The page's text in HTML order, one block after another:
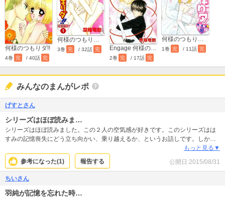
何様のつもりダ!!
4巻 完 / 40話 完
何様のつもりダ!! 新婚編
3巻 完 / 32話 完 Engage 何様のつもりダ!!
2巻 完 / 17話 完
何様のつもりダ!! SWEET新婚編
1巻 完 / 11話 完
みんなのまんがレポ
げすとさん
シリーズはほぼ読みま…
シリーズはほぼ読みました。この２人の空気感が好きです。このシリーズはは
すみの記憶喪失にどう立ち向かい、乗り越えるか、というお話しです。しかも
中身が旦那さんを嫌いだった頃の高校生に戻ってしまって。自分は高校生って
思ってるのに目の前には“自分が産んだらしい赤ちゃん”がいて、“嫌いなはずの
クラスメートが旦那さん”で。そりゃ戸惑うよな、と納得でした。そしてやっぱ
り今回も２人の絆を感じれる物語で、良かったです^^
もっと見る▼
参考になった(1) 報告する 公開日:2015/08/31
ちいさん
羽純が記憶を忘れた時…